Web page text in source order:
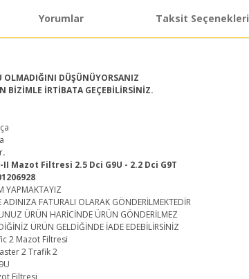
Yorumlar Taksit Seçenekleri
OLMADIĞINI DÜŞÜNÜYORSANIZ
BİZİMLE İRTİBATA GEÇEBİLİRSİNİZ.
.
Mazot Filtresi 2.5 Dci G9U - 2.2 Dci G9T
YAPMAKTAYIZ
ADINIZA FATURALI OLARAK GÖNDERİLMEKTEDİR
ÜRÜN HARİCİNDE ÜRÜN GÖNDERİLMEZ
ÜRÜN GELDİĞİNDE İADE EDEBİLİRSİNİZ
2 Mazot Filtresi
2 Trafik 2
Filtresi